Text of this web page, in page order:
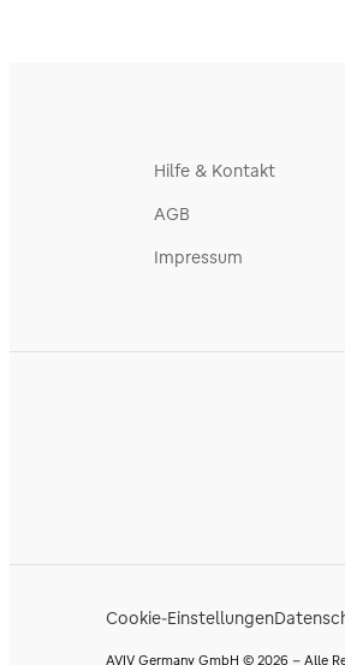
Hilfe & Kontakt
AGB
Impressum
Cookie-Einstellungen
AVIV Germany GmbH © 2026 - Alle